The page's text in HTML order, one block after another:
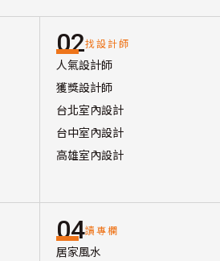
02找設計師
人氣設計師
獲獎設計師
台北室內設計
台中室內設計
高雄室內設計
04讀專欄
居家風水